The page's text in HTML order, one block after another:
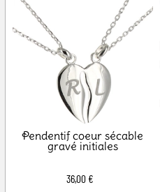
Pendentif coeur sécable
gravé initiales
36,00 €